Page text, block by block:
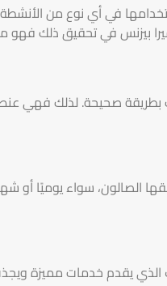
في أي نوع من
بيزنس في تحقيق ذلك فهو
بطريقة صحيحة. لذلك فهي
الصالون، سواء يوميًا أو
يقدم خدمات مميزة